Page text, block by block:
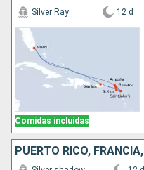
Comidas incluidas
Silver Ray 12 d